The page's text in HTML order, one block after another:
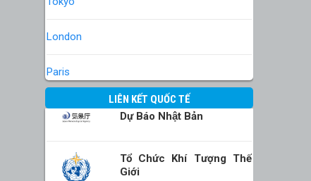
London
Paris
LIÊN KẾT QUỐC TẾ
Dự Báo Nhật Bản
Tổ Chức Khí Tượng Thế
Giới